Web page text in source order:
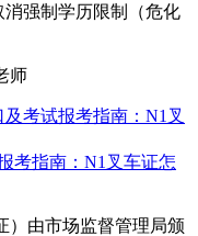
强制学历限制（危化
师
考指南：N1叉车证怎
）由市场监督管理局颁